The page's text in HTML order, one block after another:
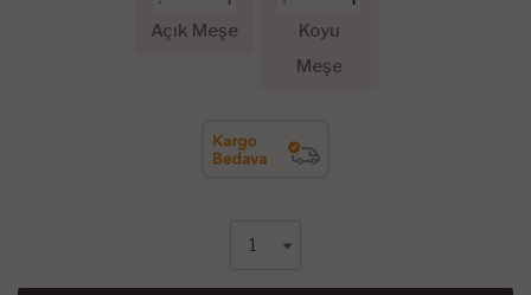
Açık Meşe
Koyu
Meşe